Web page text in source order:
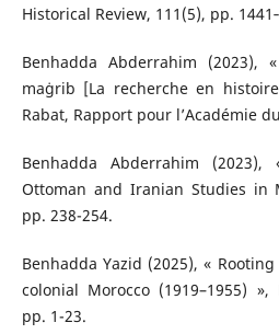
Historical Review, 111(5), pp.
Benhadda Abderrahim
maġrib [La recherche en
Rabat, Rapport pour l’Académie
Benhadda Abderrahim
Ottoman and Iranian Studies in
pp. 238-254.
Benhadda Yazid (2025), «
colonial Morocco (1919–1955)
pp. 1-23.